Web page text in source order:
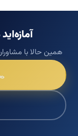
همین حالا با